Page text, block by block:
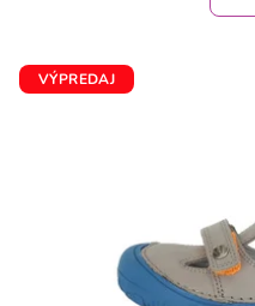
VÝPREDAJ